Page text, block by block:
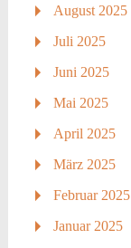
August 2025
Juli 2025
Juni 2025
Mai 2025
April 2025
März 2025
Februar 2025
Januar 2025